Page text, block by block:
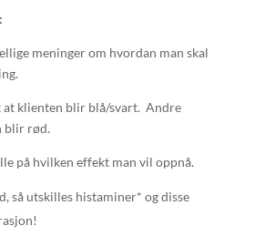
meninger om hvordan man skal
at klienten blir blå/svart. Andre
blir rød.
på hvilken effekt man vil oppnå.
så utskilles histaminer* og disse